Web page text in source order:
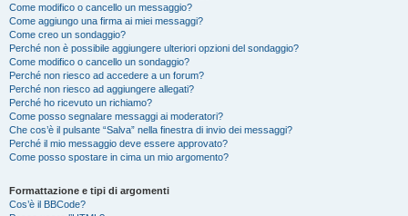
Come modifico o cancello un messaggio?
Come aggiungo una firma ai miei messaggi?
Come creo un sondaggio?
Perché non è possibile aggiungere ulteriori opzioni del sondaggio?
Come modifico o cancello un sondaggio?
Perché non riesco ad accedere a un forum?
Perché non riesco ad aggiungere allegati?
Perché ho ricevuto un richiamo?
Come posso segnalare messaggi ai moderatori?
Che cos’è il pulsante “Salva” nella finestra di invio dei messaggi?
Perché il mio messaggio deve essere approvato?
Come posso spostare in cima un mio argomento?
Formattazione e tipi di argomenti
Cos’è il BBCode?